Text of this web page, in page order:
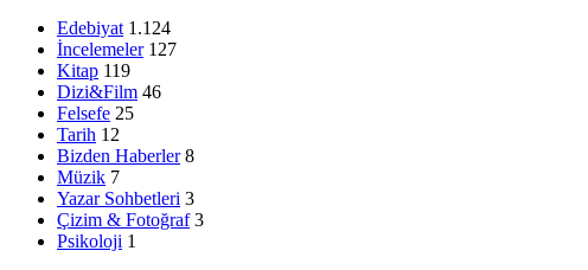
Edebiyat 1.124
İncelemeler 127
Kitap 119
Dizi&Film 46
Felsefe 25
Tarih 12
Bizden Haberler 8
Müzik 7
Yazar Sohbetleri 3
Çizim & Fotoğraf 3
Psikoloji 1